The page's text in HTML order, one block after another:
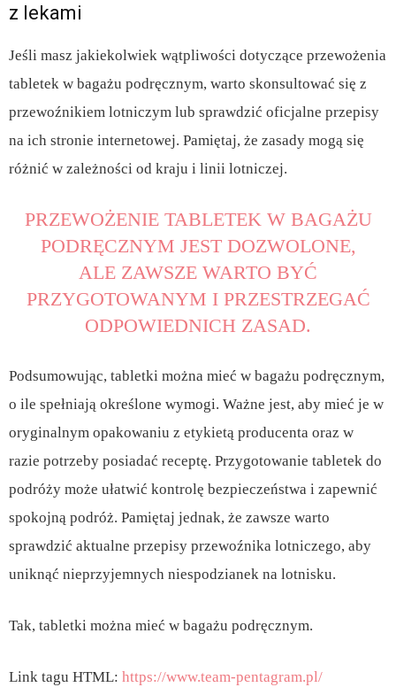
z lekami
Jeśli masz jakiekolwiek wątpliwości dotyczące przewożenia
tabletek w bagażu podręcznym, warto skonsultować się z
przewoźnikiem lotniczym lub sprawdzić oficjalne przepisy
na ich stronie internetowej. Pamiętaj, że zasady mogą się
różnić w zależności od kraju i linii lotniczej.
PRZEWOŻENIE TABLETEK W BAGAŻU
PODRĘCZNYM JEST DOZWOLONE,
ALE ZAWSZE WARTO BYĆ
PRZYGOTOWANYM I PRZESTRZEGAĆ
ODPOWIEDNICH ZASAD.
Podsumowując, tabletki można mieć w bagażu podręcznym,
o ile spełniają określone wymogi. Ważne jest, aby mieć je w
oryginalnym opakowaniu z etykietą producenta oraz w
razie potrzeby posiadać receptę. Przygotowanie tabletek do
podróży może ułatwić kontrolę bezpieczeństwa i zapewnić
spokojną podróż. Pamiętaj jednak, że zawsze warto
sprawdzić aktualne przepisy przewoźnika lotniczego, aby
uniknąć nieprzyjemnych niespodzianek na lotnisku.
Tak, tabletki można mieć w bagażu podręcznym.
Link tagu HTML: https://www.team-pentagram.pl/